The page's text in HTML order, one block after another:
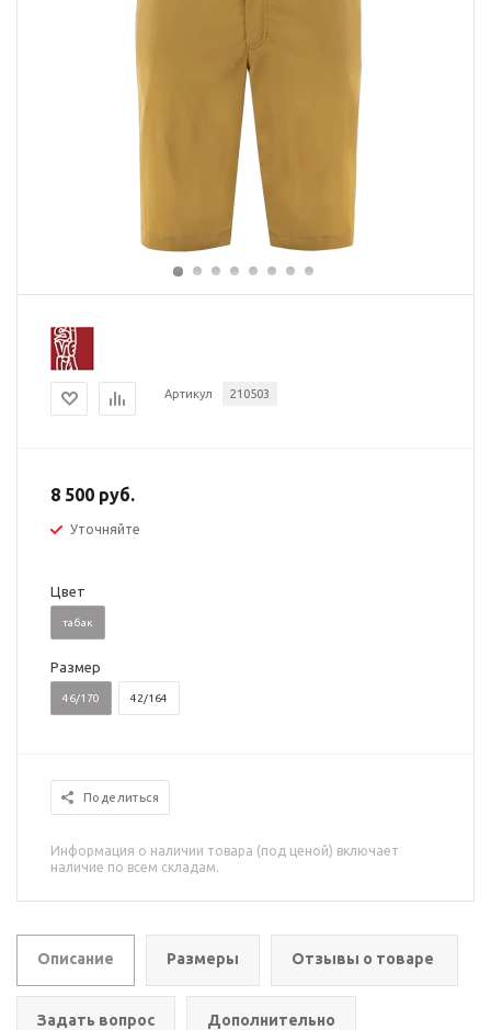
Артикул 210503
8 500 руб.
Уточняйте
Цвет
табак
Размер
46/170 42/164
Поделиться
Информация о наличии товара (под ценой) включает
наличие по всем складам.
Описание Размеры Отзывы о товаре
Задать вопрос Дополнительно